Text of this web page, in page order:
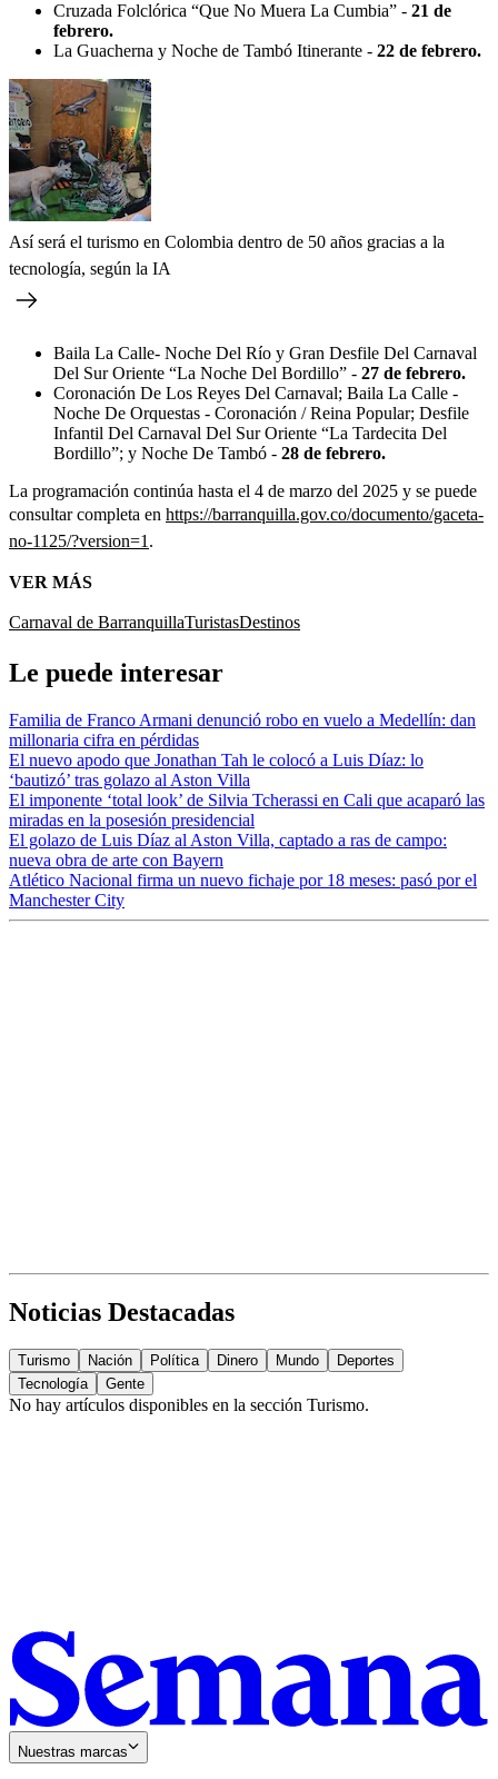
Cruzada Folclórica “Que No Muera La Cumbia” - 21 de
febrero.
La Guacherna y Noche de Tambó Itinerante - 22 de febrero.
Así será el turismo en Colombia dentro de 50 años gracias a la
tecnología, según la IA
Baila La Calle- Noche Del Río y Gran Desfile Del Carnaval
Del Sur Oriente “La Noche Del Bordillo” - 27 de febrero.
Coronación De Los Reyes Del Carnaval; Baila La Calle -
Noche De Orquestas - Coronación / Reina Popular; Desfile
Infantil Del Carnaval Del Sur Oriente “La Tardecita Del
Bordillo”; y Noche De Tambó - 28 de febrero.
La programación continúa hasta el 4 de marzo del 2025 y se puede
consultar completa en https://barranquilla.gov.co/documento/gaceta-
no-1125/?version=1 .
VER MÁS
Carnaval de BarranquillaTuristasDestinos
Le puede interesar
Familia de Franco Armani denunció robo en vuelo a Medellín: dan
millonaria cifra en pérdidas
El nuevo apodo que Jonathan Tah le colocó a Luis Díaz: lo
‘bautizó’ tras golazo al Aston Villa
El imponente ‘total look’ de Silvia Tcherassi en Cali que acaparó las
miradas en la posesión presidencial
El golazo de Luis Díaz al Aston Villa, captado a ras de campo:
nueva obra de arte con Bayern
Atlético Nacional firma un nuevo fichaje por 18 meses: pasó por el
Manchester City
Noticias Destacadas
Turismo Nación Política Dinero Mundo
Deportes
Tecnología
Gente
No hay artículos disponibles en la sección Turismo.
Nuestras marcas